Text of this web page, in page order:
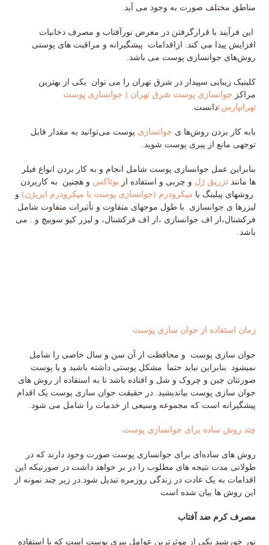
مناطق مختلف صورت به وجود می آید.
این فرآیند با قرارگرفتن در معرض نورآفتاب و مصرف دخانیات
افزایش پیدا می کند. ازاقدامات پیشگیرانه و مراقبت های پوستی
روش‌های جوانسازی پوست می باشد.
کلینیک زیبایی سپیدار در شرق تهران را می توان یکی از بهترین
مراکز جوانسازی پوست شرق تهران ( جوانسازی پوست
تهرانپارس)دانست.
بابه کار بردن روش‌ها ی جوانسازی پوست می‌توانید به مقدار قابل
توجهی مانع از پیری پوست شوید.
بنابراین عمل جوانسازی پوست شامل انجام و به کار بردن انواع فیلر
ها مانندتزریق ژل و چربی و استفاده ازبوتاکس و هچنین به کاربردن
روشهای پیلینگ با میکرودرم (جوانسازی پوست با میکرودرم ابریژن) و
لیزرها ی جوانسازی با طول موجهای متفاوت و تأثیرات متفاوت شامل
فرکشنال،ار اف جوانسازی ،ار اف فرکشنال، و لیزر کیو سوییچ و.. می
باشد.
زمان استفاده از جوان سازی پوست
جوان سازی پوست و محافظت از آن سن و سال خاصی را شامل
نمیشود بنابراین نباید حتما مشکل پوستی داشته باشید و یا پوست
صورتتان چین و چروک و شل و افتاده باشد تا به استفاده از روش های
جوان سازی پوست بیاندیشید. در حقیقت جوان سازی پوست یک اقدام
پیشگیرانه است که مجموعه وسیعی از خدمات را شامل می شود.
چند روش ساده برای جوانسازی پوست
روش های ساده‌ای برای جوانسازی پوست صورت وجود دارند که در
طولانی مدت نتیجه های مطلوب را در بر خواهد داشت در صورتیکه این
اقدامات به یک عادت در زندگی روزمره تبدیل شود.در زیر چند نمونه از
این روش ها بیان شده است
مصرف کرم ضد آفتاب
نور خورشید یکی از موثرترین عوامل پیری پوست است که با استفاده